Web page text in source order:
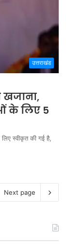
उत्तराखंड
खजाना,
के लिए 5
स्वीकृत की गई है,
Next page